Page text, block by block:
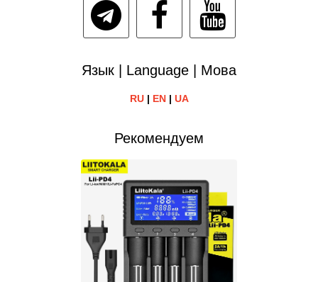
Язык | Language | Мова
RU| EN| UA
Рекомендуем